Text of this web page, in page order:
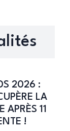
2026 :
LA
APRÈS 11
!